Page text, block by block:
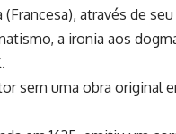
através de
a ironia aos
sem uma obra original